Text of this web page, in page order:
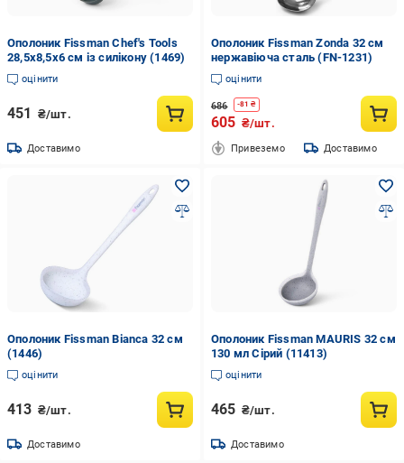
Ополоник Fissman Chef's Tools
28,5x8,5x6 см із силікону (1469)
оцінити
451 ₴/шт.
Доставимо
Ополоник Fissman Zonda 32 см
нержавіюча сталь (FN-1231)
оцінити
686 -81 ₴
605 ₴/шт.
Привеземо Доставимо
Ополоник Fissman Bianca 32 см
(1446)
оцінити
413 ₴/шт.
Доставимо
Ополоник Fissman MAURIS 32 см
130 мл Сірий (11413)
оцінити
465 ₴/шт.
Доставимо